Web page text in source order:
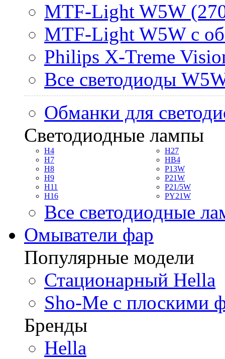
MTF-Light W5W
MTF-Light W5W с
Philips X-Treme
Все светодиоды
Обманки для
Светодиодные лампы
H4
H7
H8
H9
H11
H16
H27
HB4
P13W
P21W
P21/5W
PY21W
Все светодиодные
Омыватели фар
Популярные модели
Стационарный Hella
Sho-Me с плоскими
Бренды
Hella